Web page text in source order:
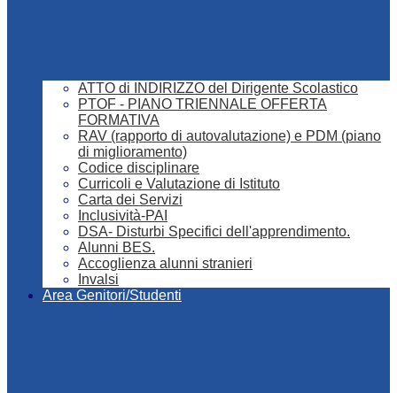
ATTO di INDIRIZZO del Dirigente Scolastico
PTOF - PIANO TRIENNALE OFFERTA
FORMATIVA
RAV (rapporto di autovalutazione) e PDM (piano
di miglioramento)
Codice disciplinare
Curricoli e Valutazione di Istituto
Carta dei Servizi
Inclusività-PAI
DSA- Disturbi Specifici dell'apprendimento.
Alunni BES.
Accoglienza alunni stranieri
Invalsi
Area Genitori/Studenti